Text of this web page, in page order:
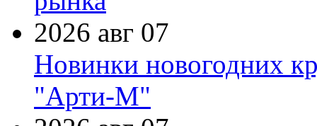
2026 авг 07
Новинки новогодних
"Арти-М"